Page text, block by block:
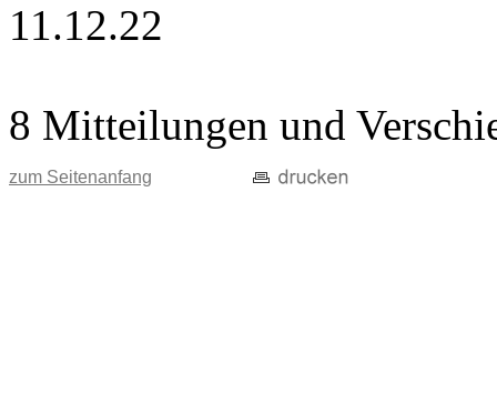
11.12.22
8 Mitteilungen und
zum Seitenanfang